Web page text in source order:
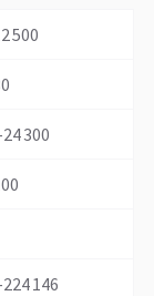
500
300
146